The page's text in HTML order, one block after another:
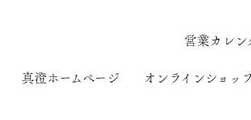
営業カレン
真澄ホームページ オンラインショッ